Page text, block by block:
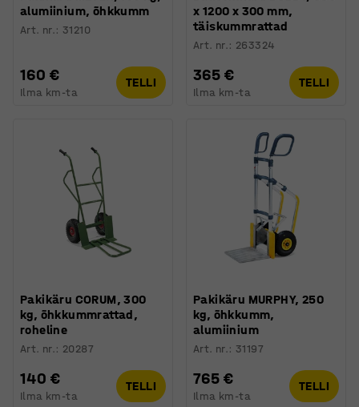
alumiinium, õhkkumm
Art. nr.: 31210
160 €
Ilma km-ta
TELLI
x 1200 x 300 mm,
täiskummrattad
Art. nr.: 263324
365 €
Ilma km-ta
TELLI
Pakikäru CORUM, 300
kg, õhkkummrattad,
roheline
Art. nr.: 20287
140 €
Ilma km-ta
TELLI
Pakikäru MURPHY, 250
kg, õhkkumm,
alumiinium
Art. nr.: 31197
765 €
Ilma km-ta
TELLI